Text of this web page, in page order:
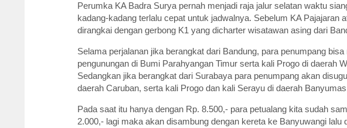
Perumka KA Badra Surya pernah menjadi raja jalur selatan waktu
kadang-kadang terlalu cepat untuk jadwalnya. Sebelum KA Pajajaran
dirangkai dengan gerbong K1 yang dicharter wisatawan asing dari
Selama perjalanan jika berangkat dari Bandung, para penumpang
pengunungan di Bumi Parahyangan Timur serta kali Progo di daerah
Sedangkan jika berangkat dari Surabaya para penumpang akan
daerah Caruban, serta kali Progo dan kali Serayu di daerah
Pada saat itu hanya dengan Rp. 8.500,- para petualang kita sudah
2.000,- lagi maka akan disambung dengan kereta ke Banyuwangi lalu